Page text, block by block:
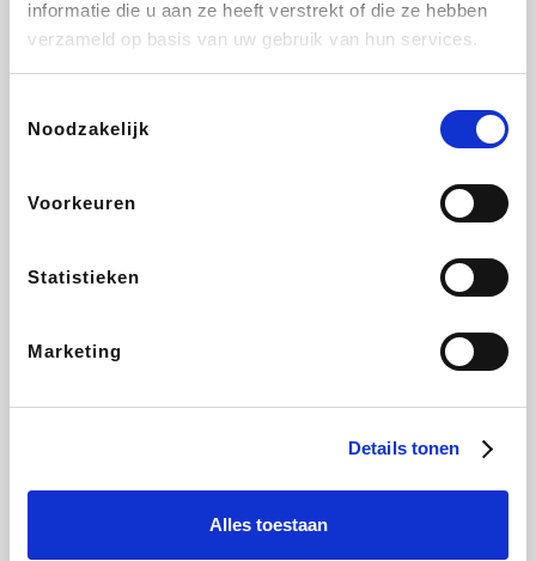
informatie die u aan ze heeft verstrekt of die ze hebben
verzameld op basis van uw gebruik van hun services.
Noodzakelijk
Voorkeuren
Statistieken
Marketing
Details tonen
Alles toestaan
Sarenza Interhome Schiesser Bolt Energie
DeubaXXL
Ekoi About You